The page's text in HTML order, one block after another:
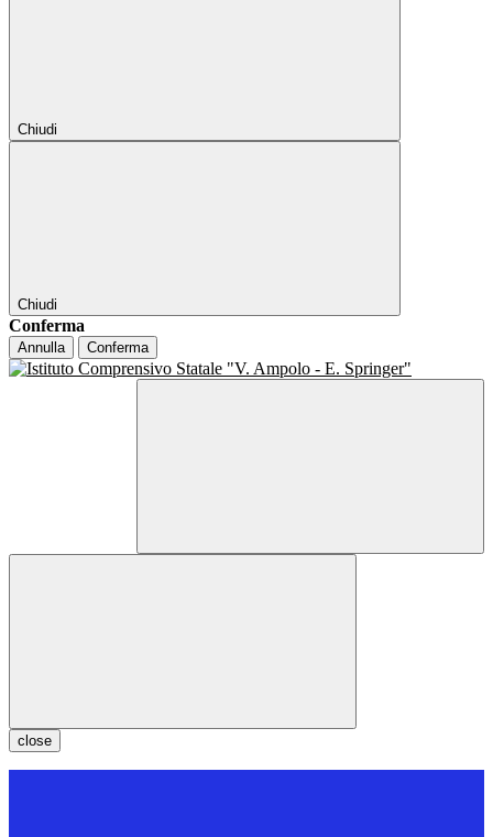
Chiudi
Chiudi
Conferma
Annulla Conferma
close